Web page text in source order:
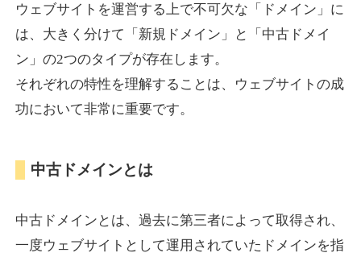
torigirl-movie.com
ジャンルその他
DA38 外部リンク数 383 ドメイン年齢10年
10,800円 入札 0件
vrnvroomn.com
ジャンル通販
ウェブサイトを運営する上で不可欠な「ドメイン」に
は、大きく分けて「新規ドメイン」と「中古ドメイ
ン」の2つのタイプが存在します。
それぞれの特性を理解することは、ウェブサイトの成
功において非常に重要です。
中古ドメインとは
中古ドメインとは、過去に第三者によって取得され、
一度ウェブサイトとして運用されていたドメインを指